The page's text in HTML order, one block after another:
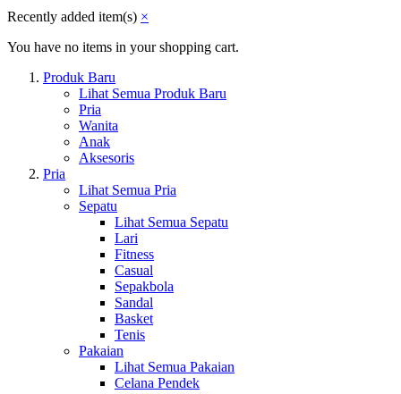
Recently added item(s) ×
You have no items in your shopping cart.
Produk Baru
Lihat Semua Produk Baru
Pria
Wanita
Anak
Aksesoris
Pria
Lihat Semua Pria
Sepatu
Lihat Semua Sepatu
Lari
Fitness
Casual
Sepakbola
Sandal
Basket
Tenis
Pakaian
Lihat Semua Pakaian
Celana Pendek